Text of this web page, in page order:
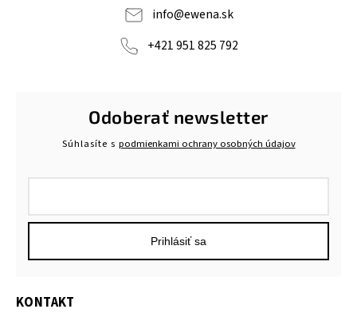
info@ewena.sk
+421 951 825 792
Odoberať newsletter
Súhlasíte s podmienkami ochrany osobných údajov
Prihlásiť sa
KONTAKT